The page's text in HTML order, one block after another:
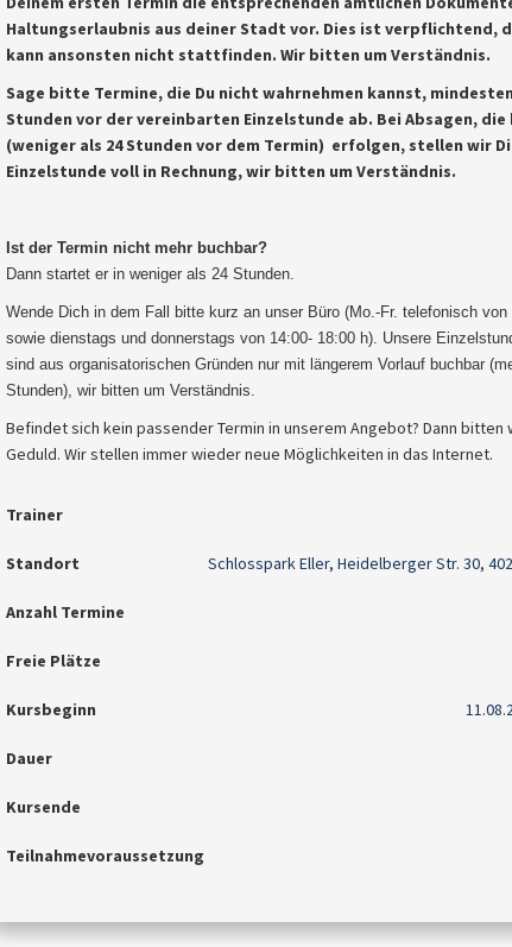
Haltungserlaubnis aus deiner Stadt vor. Dies ist verpflichtend,
kann ansonsten nicht stattfinden. Wir bitten um Verständnis.
Sage bitte Termine, die Du nicht wahrnehmen kannst,
Stunden vor der vereinbarten Einzelstunde ab. Bei Absagen,
(weniger als 24 Stunden vor dem Termin) erfolgen, stellen wir
Einzelstunde voll in Rechnung, wir bitten um Verständnis.
Ist der Termin nicht mehr buchbar?
Dann startet er in weniger als 24 Stunden.
Wende Dich in dem Fall bitte kurz an unser Büro (Mo.-Fr. telefonisch von
sowie dienstags und donnerstags von 14:00- 18:00 h). Unsere
sind aus organisatorischen Gründen nur mit längerem Vorlauf buchbar
Stunden), wir bitten um Verständnis.
Befindet sich kein passender Termin in unserem Angebot? Dann bitten
Geduld. Wir stellen immer wieder neue Möglichkeiten in das Internet.
Trainer
Standort Schlosspark Eller, Heidelberger Str. 30,
Anzahl Termine
Freie Plätze
Kursbeginn
Dauer
Kursende
Teilnahmevoraussetzung